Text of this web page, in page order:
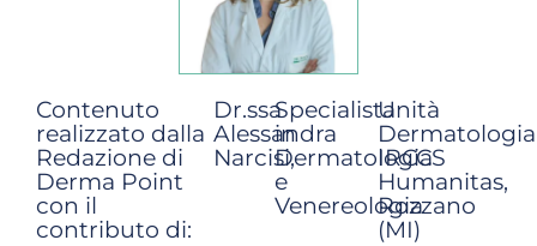
Contenuto
realizzato dalla
Redazione di
Derma Point
con il
contributo di:
Dr.ssa
Alessandra
Narcisi,
Specialista
in
Dermatologia
e
Venereologia
Unità
Dermatologia
IRCCS
Humanitas,
Rozzano
(MI)